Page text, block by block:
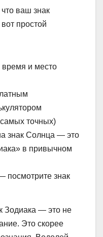
ваш знак
простой
время и место
точных)
знак Солнца — это
в привычном
посмотрите знак
Зодиака — это не
Это скорее